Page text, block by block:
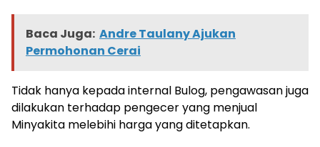
Baca Juga: Andre Taulany Ajukan
Permohonan Cerai
Tidak hanya kepada internal Bulog, pengawasan juga
dilakukan terhadap pengecer yang menjual
Minyakita melebihi harga yang ditetapkan.